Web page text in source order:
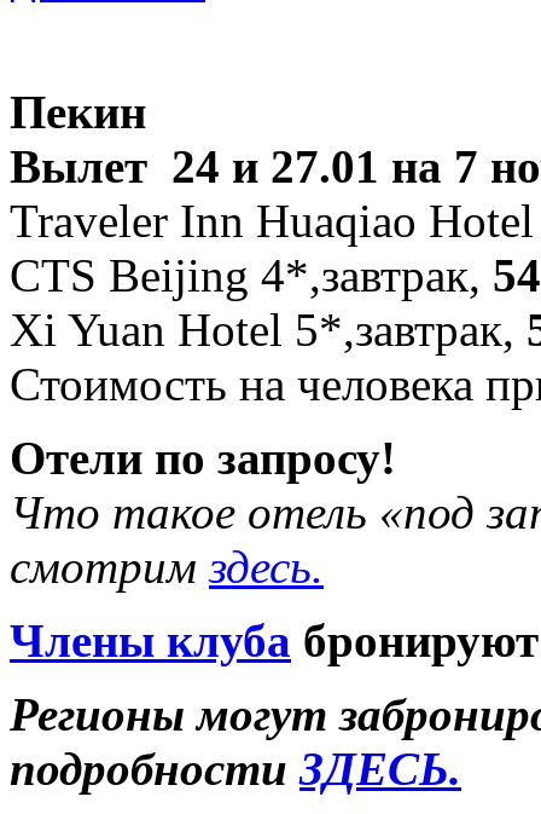
Пекин
Вылет 24 и 27.01 на 7
Traveler Inn Huaqiao
CTS Beijing 4*,завтрак,
Xi Yuan Hotel 5*,завтрак,
Стоимость на человека
Отели по запросу!
Что такое отель «под
смотримздесь.
Члены клуба
Регионы могут
подробностиЗДЕСЬ.